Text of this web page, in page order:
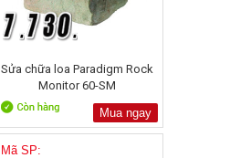
Sửa chữa loa Paradigm Rock
Monitor 60-SM
Mua ngay
Mã SP: